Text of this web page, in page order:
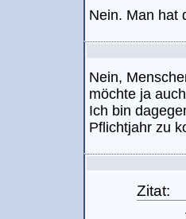
Nein. Man hat
Nein,
möchte ja
Ich bin
Pflichtjahr zu
Zitat: